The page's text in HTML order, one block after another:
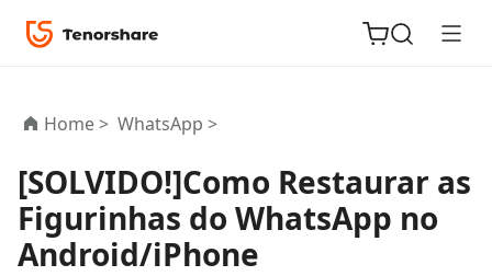
ReiBoot
for iOS
Home > WhatsApp >
[SOLVIDO!]Como Restaurar as
Figurinhas do WhatsApp no
Android/iPhone